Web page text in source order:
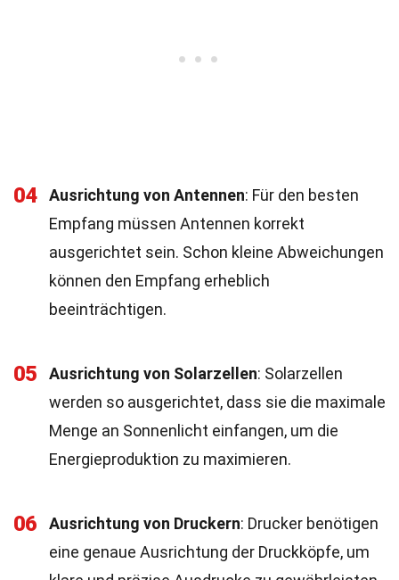
04 Ausrichtung von Antennen: Für den besten
Empfang müssen Antennen korrekt
ausgerichtet sein. Schon kleine Abweichungen
können den Empfang erheblich
beeinträchtigen.
05 Ausrichtung von Solarzellen: Solarzellen
werden so ausgerichtet, dass sie die maximale
Menge an Sonnenlicht einfangen, um die
Energieproduktion zu maximieren.
06 Ausrichtung von Druckern: Drucker benötigen
eine genaue Ausrichtung der Druckköpfe, um